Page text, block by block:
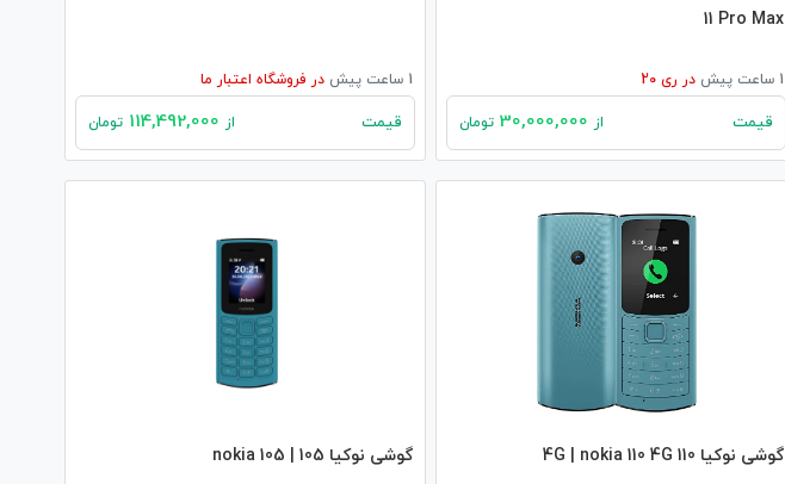
11 Pro Max
1 ساعت پیش در ری 20
قیمت از تومان
1 ساعت پیش در فروشگاه اعتبار ما
قیمت از تومان
گوشی نوکیا 110 4G | nokia 110 4G گوشی نوکیا 105 | nokia 105